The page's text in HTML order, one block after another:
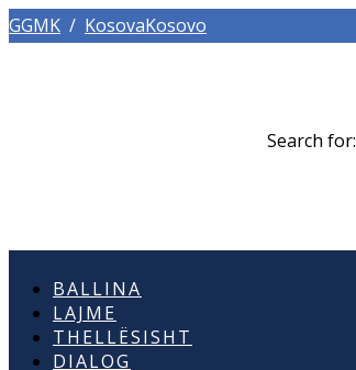
GGMK / KosovaKosovo
Search for:
BALLINA
LAJME
THELLËSISHT
DIALOG